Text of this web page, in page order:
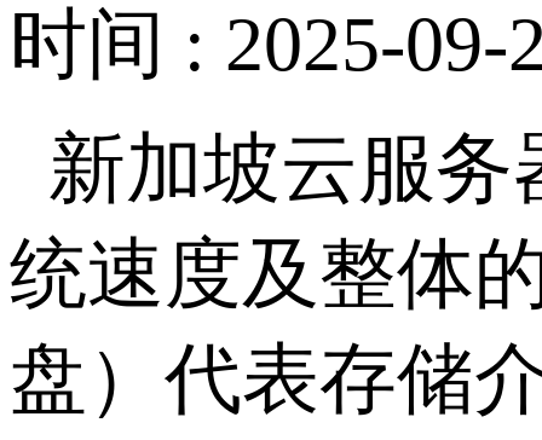
时间 : 2025-09-
新加坡云服
统速度及整体
盘）代表存储